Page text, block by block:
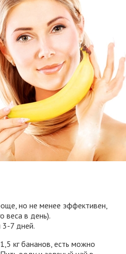
но не менее эффективен,
веса в день).
7 дней.
кг бананов, есть можно